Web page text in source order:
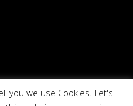
you we use Cookies. Let's